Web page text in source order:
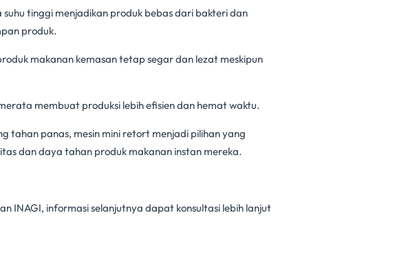
suhu tinggi menjadikan produk bebas dari bakteri dan
produk.
makanan kemasan tetap segar dan lezat meskipun
membuat produksi lebih efisien dan hemat waktu.
tahan panas, mesin mini retort menjadi pilihan yang
dan daya tahan produk makanan instan mereka.
INAGI, informasi selanjutnya dapat konsultasi lebih lanjut